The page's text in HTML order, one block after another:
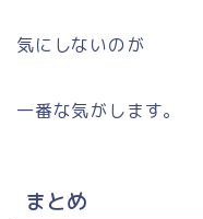
気にしないのが
一番な気がします。
まとめ